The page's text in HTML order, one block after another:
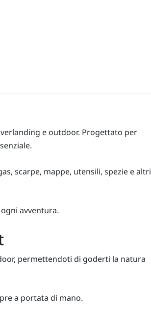
e outdoor. Progettato per
scarpe, mappe, utensili, spezie e altri
avventura.
permettendoti di goderti la natura
a portata di mano.